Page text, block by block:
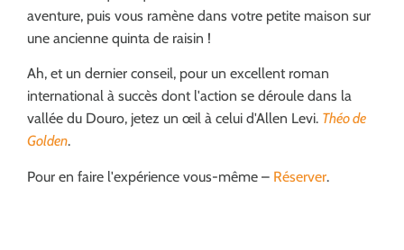
aventure, puis vous ramène dans votre petite maison sur
une ancienne quinta de raisin !
Ah, et un dernier conseil, pour un excellent roman
international à succès dont l'action se déroule dans la
vallée du Douro, jetez un œil à celui d'Allen Levi. Théo de
Golden.
Pour en faire l'expérience vous-même – Réserver.